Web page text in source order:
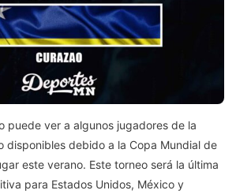
puede ver a algunos jugadores de la
disponibles debido a la Copa Mundial de
este verano. Este torneo será la última
para Estados Unidos, México y